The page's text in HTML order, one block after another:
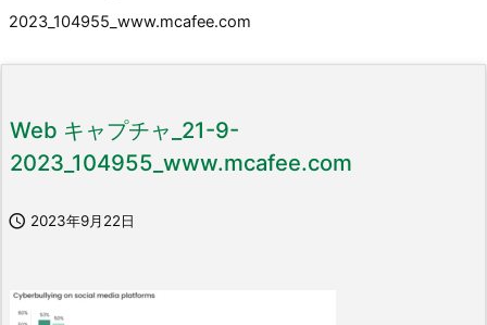
検索
2023_104955_www.mcafee.com
Web キャプチャ_21-9-
2023_104955_www.mcafee.com
 2023年9月22日